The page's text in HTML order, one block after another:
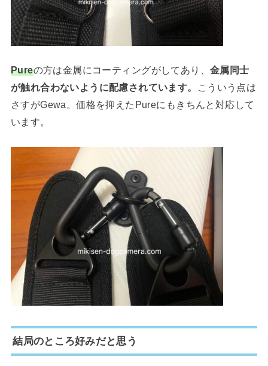
Pureの方は金属にコーティングがしてあり、 金属同士
が触れ合わないように配慮されています。
こういう点は
さすがGewa。価格を抑えたPureにもきちんと対応して
います。
結局のところ好みだと思う